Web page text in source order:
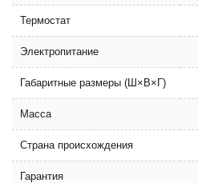
Термостат
Электропитание
Габаритные размеры (Ш×В×Г)
Масса
Страна происхождения
Гарантия